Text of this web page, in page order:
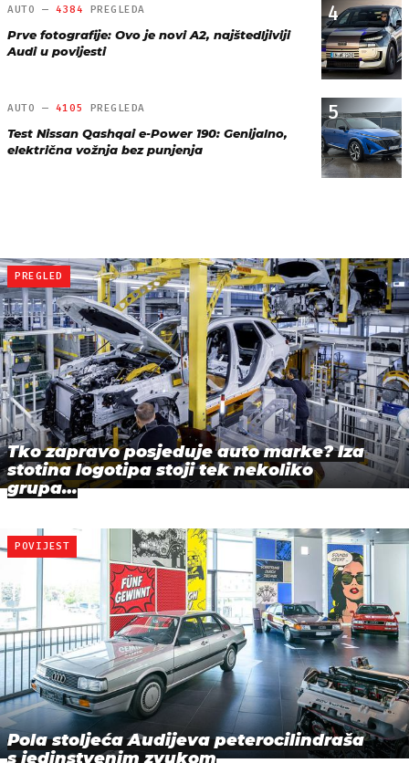
4
AUTO — 4384 PREGLEDA
Prve fotografije: Ovo je novi A2, najštedljiviji
Audi u povijesti
5
AUTO — 4105 PREGLEDA
Test Nissan Qashqai e-Power 190: Genijalno,
električna vožnja bez punjenja
PREGLED
Tko zapravo posjeduje auto marke? Iza
stotina logotipa stoji tek nekoliko
grupa…
POVIJEST
Pola stoljeća Audijeva peterocilindraša
s jedinstvenim zvukom